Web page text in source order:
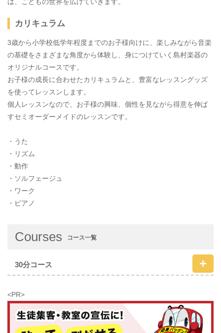
は、こどもの世界を広げていきます。
カリキュラム
3歳から小学校低学年程度までのお子様向けに、楽しみながら音楽
の基礎をさまざまな角度から体験し、身につけていく島村楽器の
オリジナルコースです。
お子様の成長に合わせたカリキュラムと、豊富なレッスングッズ
を使ってレッスンします。
個人レッスンなので、お子様の興味、個性を見ながら得意を伸ば
すセミオーダーメイドのレッスンです。
・うた
・リズム
・動作
・ソルフェージュ
・ワーク
・ピアノ
Courses コース一覧
30分コース
<PR>